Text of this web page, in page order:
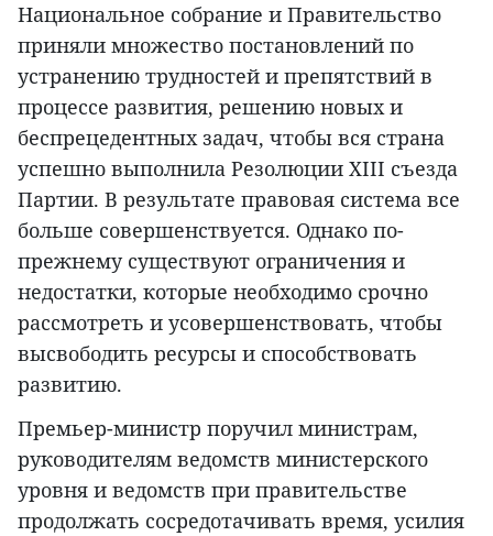
Национальное собрание и Правительство
приняли множество постановлений по
устранению трудностей и препятствий в
процессе развития, решению новых и
беспрецедентных задач, чтобы вся страна
успешно выполнила Резолюции XIII съезда
Партии. В результате правовая система все
больше совершенствуется. Однако по-
прежнему существуют ограничения и
недостатки, которые необходимо срочно
рассмотреть и усовершенствовать, чтобы
высвободить ресурсы и способствовать
развитию.
Премьер-министр поручил министрам,
руководителям ведомств министерского
уровня и ведомств при правительстве
продолжать сосредотачивать время, усилия